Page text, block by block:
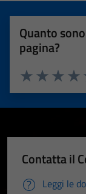
Quanto
pagina?
Valuta
Valuta 2
Valuta 1 stelle
Contatta il
Leggi le